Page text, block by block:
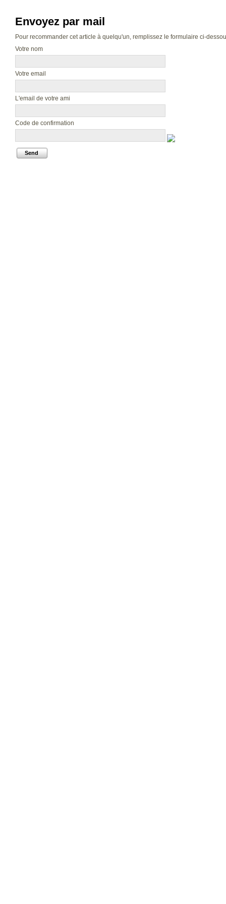
Envoyez par mail
Pour recommander cet article à quelqu'un, remplissez le formulaire ci-
Votre nom
Votre email
L'email de votre ami
Code de confirmation
Send